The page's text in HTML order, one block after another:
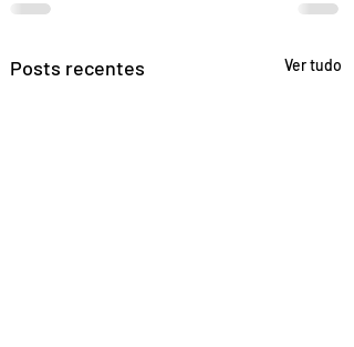
Posts recentes Ver tudo